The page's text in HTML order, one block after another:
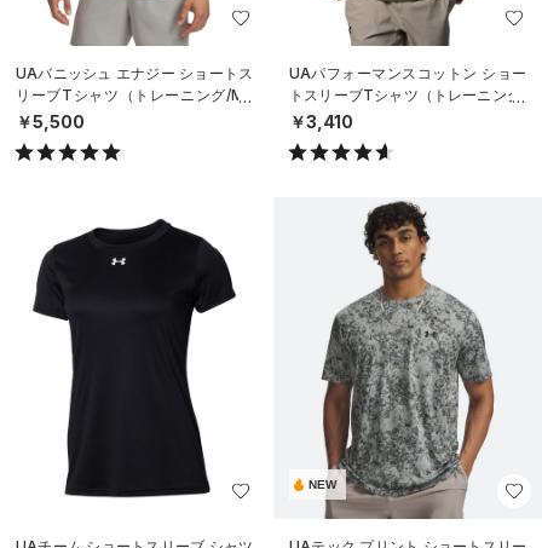
UAバニッシュ エナジー ショートス
リーブTシャツ（トレーニング/ME
N）
￥5,500
UAパフォーマンスコットン ショー
トスリーブTシャツ（トレーニング/
MEN）
￥3,410
NEW